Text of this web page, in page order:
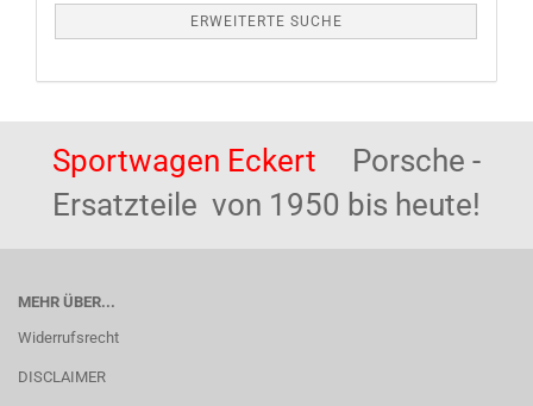
ERWEITERTE SUCHE
Sportwagen Eckert Porsche -
Ersatzteile von 1950 bis heute!
MEHR ÜBER...
Widerrufsrecht
DISCLAIMER